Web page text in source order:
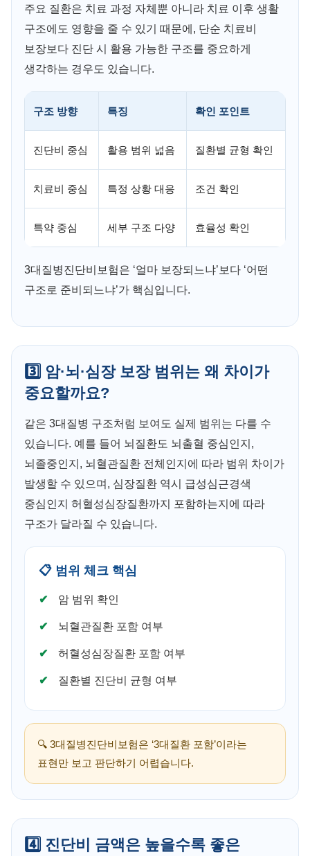
주요 질환은 치료 과정 자체뿐 아니라 치료 이후 생활
구조에도 영향을 줄 수 있기 때문에, 단순 치료비
보장보다 진단 시 활용 가능한 구조를 중요하게
생각하는 경우도 있습니다.
구조 방향 특징 확인 포인트
진단비 중심 활용 범위 넓음 질환별 균형 확인
치료비 중심 특정 상황 대응 조건 확인
특약 중심 세부 구조 다양 효율성 확인
3대질병진단비보험은 ‘얼마 보장되느냐’보다 ‘어떤
구조로 준비되느냐’가 핵심입니다.
3️⃣ 암·뇌·심장 보장 범위는 왜 차이가
중요할까요?
같은 3대질병 구조처럼 보여도 실제 범위는 다를 수
있습니다. 예를 들어 뇌질환도 뇌출혈 중심인지,
뇌졸중인지, 뇌혈관질환 전체인지에 따라 범위 차이가
발생할 수 있으며, 심장질환 역시 급성심근경색
중심인지 허혈성심장질환까지 포함하는지에 따라
구조가 달라질 수 있습니다.
📋 범위 체크 핵심
암 범위 확인
뇌혈관질환 포함 여부
허혈성심장질환 포함 여부
질환별 진단비 균형 여부
🔍 3대질병진단비보험은 ‘3대질환 포함’이라는
표현만 보고 판단하기 어렵습니다.
4️⃣ 진단비 금액은 높을수록 좋은